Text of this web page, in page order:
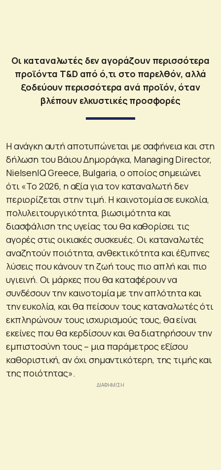
Οι καταναλωτές δεν αγοράζουν περισσότερα
προϊόντα T&D από ό,τι στο παρελθόν, αλλά
ξοδεύουν περισσότερα ανά προϊόν, όταν
βλέπουν ελκυστικές προσφορές
Η ανάγκη αυτή αποτυπώνεται με σαφήνεια και στη
δήλωση του Βάιου Δημοράγκα, Managing Director,
NielsenIQ Greece, Bulgaria, ο οποίος σημειώνει
ότι «Το 2026, η αξία για τον καταναλωτή δεν
περιορίζεται στην τιμή. Η καινοτομία σε ευκολία,
πολυλειτουργικότητα, βιωσιμότητα και
διασφάλιση της υγείας του θα καθορίσει τις
αγορές στις οικιακές συσκευές. Οι καταναλωτές
αναζητούν ποιότητα, ανθεκτικότητα και έξυπνες
λύσεις που κάνουν τη ζωή τους πιο απλή και πιο
υγιεινή. Οι μάρκες που θα καταφέρουν να
συνδέσουν την καινοτομία με την απλότητα και
την ευκολία, και θα πείσουν τους καταναλωτές ότι
εκπληρώνουν τους ισχυρισμούς τους, θα είναι
εκείνες που θα κερδίσουν και θα διατηρήσουν την
εμπιστοσύνη τους – μια παράμετρος εξίσου
καθοριστική, αν όχι σημαντικότερη, της τιμής και
της ποιότητας».